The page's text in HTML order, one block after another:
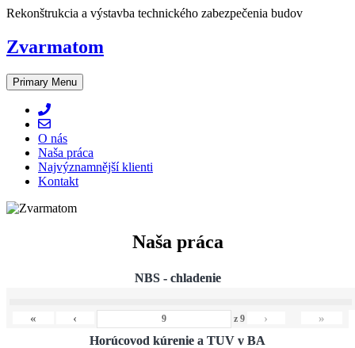
Skip
content
Rekonštrukcia a výstavba technického zabezpečenia budov
Zvarmatom
Primary Menu
O nás
Naša práca
Najvýznamnější klienti
Kontakt
Naša práca
NBS - chladenie
« ‹ z 9 › »
Horúcovod kúrenie a TUV v BA